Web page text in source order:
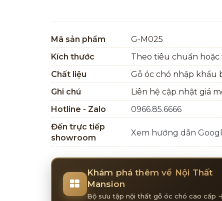
Mã sản phẩm
G-M025
Kích thước
Theo tiêu chuẩn
Chất liệu
Gỗ óc chó nhập khẩu
Ghi chú
Liên hệ cập nhật giá
Hotline - Zalo
0966.85.6666
Đến trực tiếp
showroom
Xem hướng dẫn
Khám phá thêm về Nội Thất
Mansion
Bộ sưu tập nội thất gỗ óc chó cao cấp